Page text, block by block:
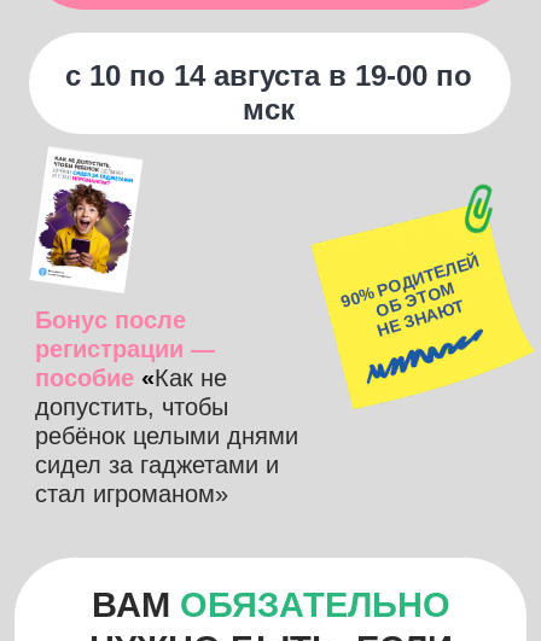
стал игроманом»
ВАМОБЯЗАТЕЛЬНО
НУЖНО БЫТЬ, ЕСЛИ
Ваш ребёнок в
начальной школе
Не хочет садиться за уроки,
пока вы 100 раз не скажете